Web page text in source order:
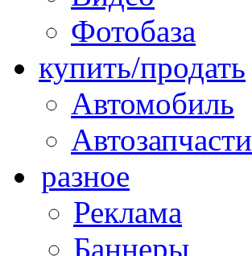
Фотобаза
купить/продать
Автомобиль
Автозапчасти
разное
Реклама
Баннеры